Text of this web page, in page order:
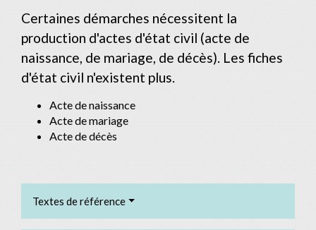
Certaines démarches nécessitent la
production d'actes d'état civil (acte de
naissance, de mariage, de décès). Les fiches
d'état civil n'existent plus.
Acte de naissance
Acte de mariage
Acte de décès
Textes de référence